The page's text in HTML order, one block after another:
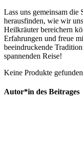
Lass uns ⁣gemeinsam die
herausfinden, wie wir
Heilkräuter⁤ bereichern
Erfahrungen und‍ freue
beeindruckende
spannenden Reise!
Keine Produkte
Autor*in des Beitrages